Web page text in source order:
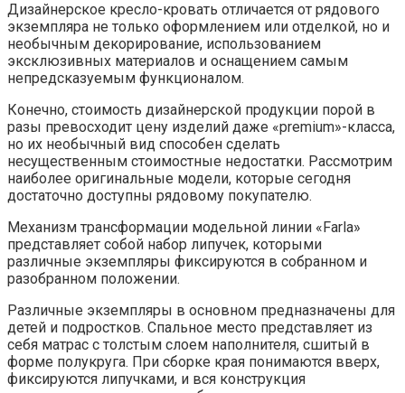
Дизайнерское кресло-кровать отличается от рядового
экземпляра не только оформлением или отделкой, но и
необычным декорирование, использованием
эксклюзивных материалов и оснащением самым
непредсказуемым функционалом.
Конечно, стоимость дизайнерской продукции порой в
разы превосходит цену изделий даже «premium»-класса,
но их необычный вид способен сделать
несущественным стоимостные недостатки. Рассмотрим
наиболее оригинальные модели, которые сегодня
достаточно доступны рядовому покупателю.
Механизм трансформации модельной линии «Farla»
представляет собой набор липучек, которыми
различные экземпляры фиксируются в собранном и
разобранном положении.
Различные экземпляры в основном предназначены для
детей и подростков. Спальное место представляет из
себя матрас с толстым слоем наполнителя, сшитый в
форме полукруга. При сборке края понимаются вверх,
фиксируются липучками, и вся конструкция